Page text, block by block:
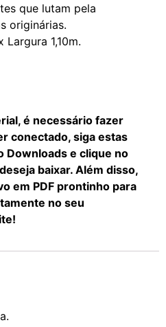
que lutam pela
originárias.
Largura 1,10m.
é necessário fazer
conectado, siga estas
Downloads e clique no
baixar. Além disso,
em PDF prontinho para
no seu